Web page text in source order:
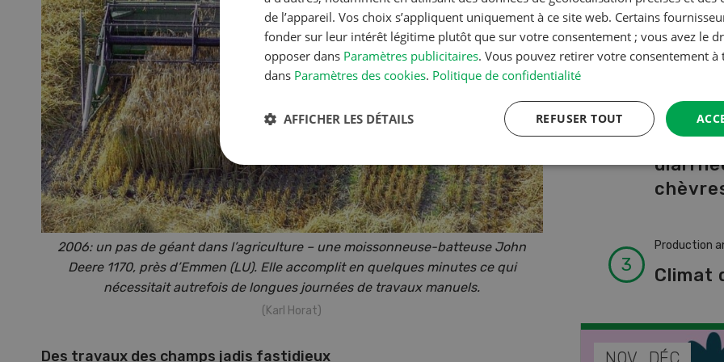
2006: un pas de géant dans l’agriculture – une moissonneuse-batteuse John
Deere 1170, près d’Emmen (LU). Elle accomplit en quelques minutes ce qui
nécessitait autrefois de longues journées de travaux manuels.
(Karl Horat)
Des travaux des champs jadis fastidieux
A à Z
Production
faire
Production
Climat
NOV DÉC
de l’appareil. Vos choix s’appliquent uniquement à ce site web. Certains
fonder sur leur intérêt légitime plutôt que sur votre consentement ; vous avez le
opposer dans Paramètres publicitaires. Vous pouvez retirer votre consentement
dans Paramètres des cookies. Politique de confidentialité
REFUSER TOUT
AFFICHER LES DÉTAILS